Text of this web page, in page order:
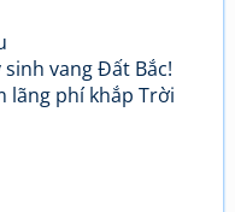
vang Đất Bắc!
lãng phí khắp Trời